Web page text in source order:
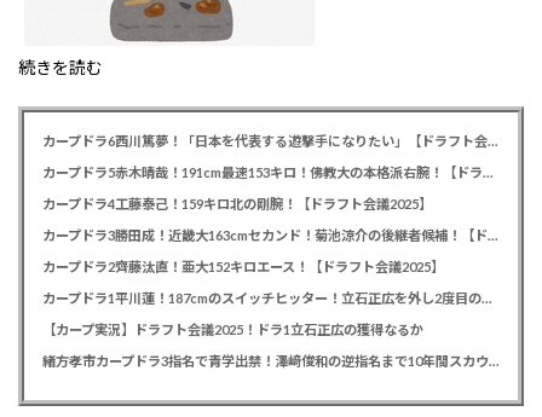
続きを読む
カープドラ6西川篤夢！「日本を代表する遊撃手になりたい」【ドラフト会議2025】
カープドラ5赤木晴哉！191cm最速153キロ！佛教大の本格派右腕！【ドラフト会議2025】
カープドラ4工藤泰己！159キロ北の剛腕！【ドラフト会議2025】
カープドラ3勝田成！近畿大163cmセカンド！菊池涼介の後継者候補！【ドラフト会議2025】
カープドラ2齊藤汰直！亜大152キロエース！【ドラフト会議2025】
カープドラ1平川蓮！187cmのスイッチヒッター！立石正広を外し2度目の重複も新井監督がクジを引き当てる！【ドラフト会議2025】
【カープ実況】ドラフト会議2025！ドラ1立石正広の獲得なるか
緒方孝市カープドラ3指名で青学出禁！澤﨑俊和の逆指名まで10年間スカウト出禁